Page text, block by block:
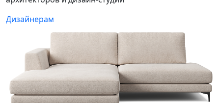
Дизайнерам